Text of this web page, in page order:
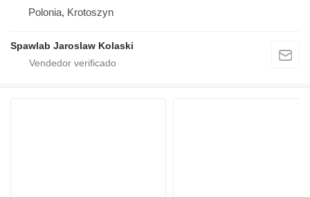
Polonia, Krotoszyn
Spawlab Jaroslaw Kolaski